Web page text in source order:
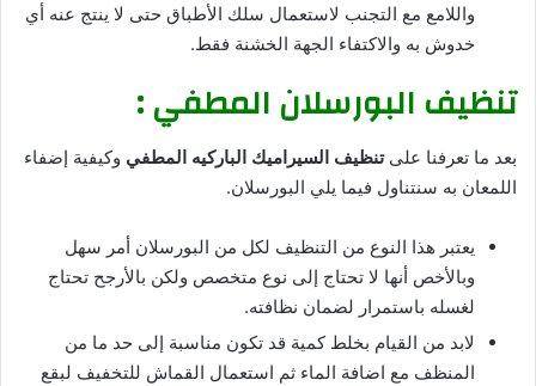
واللامع مع التجنب لاستعمال سلك الأطباق حتى لا ينتج عنه أي
خدوش به والاكتفاء الجهة الخشنة فقط.
تنظيف البورسلان المطفي :
بعد ما تعرفنا علىتنظيف السيراميك الباركيه المطفي وكيفية إضفاء
اللمعان به سنتناول فيما يلي البورسلان.
يعتبر هذا النوع من التنظيف لكل من البورسلان أمر سهل
وبالأخص أنها لا تحتاج إلى نوع متخصص ولكن بالأرجح تحتاج
لغسله باستمرار لضمان نظافته.
لابد من القيام بخلط كمية قد تكون مناسبة إلى حد ما من
المنظف مع اضافة الماء ثم استعمال القماش للتخفيف لبقع